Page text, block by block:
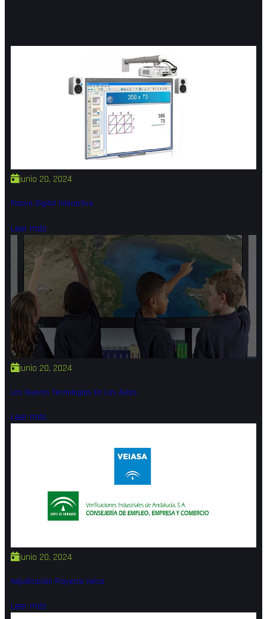
junio 20, 2024
Pizarra Digital Interactiva
Leer más
junio 20, 2024
Las Nuevas Tecnologías En Las Aulas
Leer más
junio 20, 2024
Adjudicación Proyecto Veisa
Leer más